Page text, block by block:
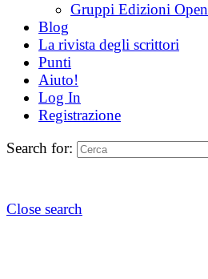
Gruppi Edizioni Open
Blog
La rivista degli scrittori
Punti
Aiuto!
Log In
Registrazione
Search for:
Close search